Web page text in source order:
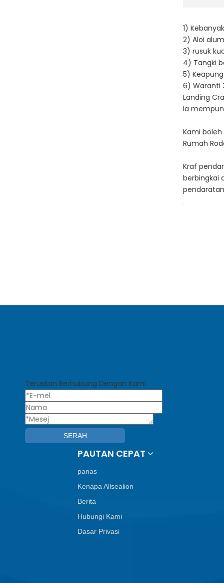
1)
2) Aloi
3) rusuk
4) Tangki
5)
6) Waranti
Landing
Ia
Kami
Rumah
Kraf
berbingkai
Teruskan Berhubung Dengan Kami
SERAH
PAUTAN CEPAT
panas
Kenapa Allsealion
Berita
Hubungi Kami
Dasar Privasi